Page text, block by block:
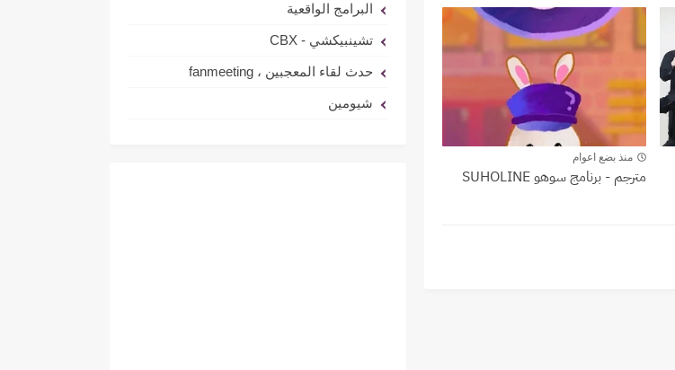
SUHOLINE
منذ بضع اعوام
مترجم - برنامج سوهو SUHOLINE
البرامج الواقعية
تشينبيكشي - CBX
حدث لقاء المعجبين ، fanmeeting
شيومين